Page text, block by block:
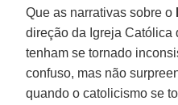
Que as narrativas sobre o
direção da Igreja Católica
tenham se tornado
confuso, mas não
quando o catolicismo se